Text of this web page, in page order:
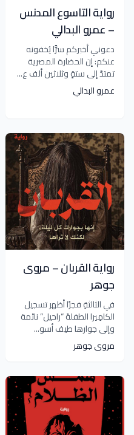
رواية التاسوع المدنس
– عمرو البدالي
دعوني أخبركم سرًّا يُخفونه
عنكم: إن الحضارة المصرية
تمتدّ إلى ستةٍ وثلاثين ألف ع...
عمرو البدالي
رواية القربان – مروى
جوهر
في الثالثةِ فجرًا أظهر تسجيل
الكامِيرا الطفلةَ “راحيل” نائمة
وإلى جوارها طيف أسو...
مروى جوهر